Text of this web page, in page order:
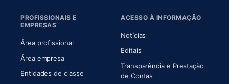
PROFISSIONAIS E
EMPRESAS
Área profissional
Área empresa
Entidades de classe
ACESSO À INFORMAÇÃO
Notícias
Editais
Transparência e Prestação
de Contas